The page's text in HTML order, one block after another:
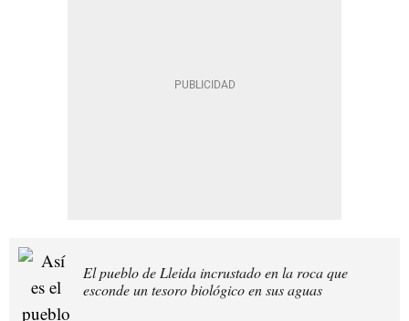
El pueblo de Lleida incrustado en la roca que
esconde un tesoro biológico en sus aguas